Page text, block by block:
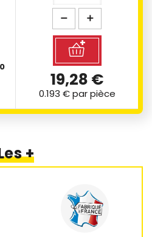
19,28 €
0.193 €par pièce
+